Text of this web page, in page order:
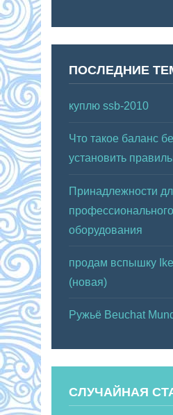
ПОСЛЕДНИЕ
куплю ssb-2010
Что такое баланс
установить
Принадлежности
оборудования
продам вспышку
(новая)
Ружьё Beuchat
СЛУЧАЙНАЯ